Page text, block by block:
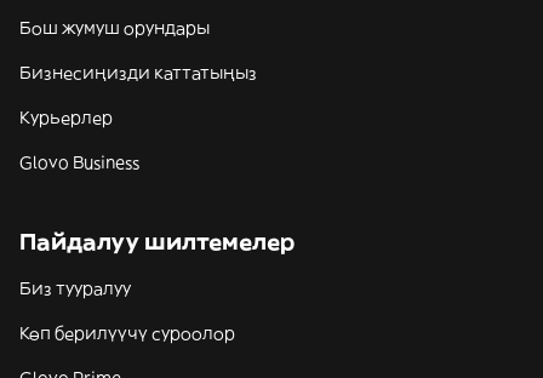
Бош жумуш орундары
Бизнесиңизди каттатыңыз
Курьерлер
Glovo Business
Пайдалуу шилтемелер
Биз тууралуу
Көп берилүүчү суроолор